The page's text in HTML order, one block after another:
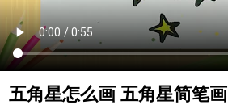
五角星怎么画 五角星简笔画